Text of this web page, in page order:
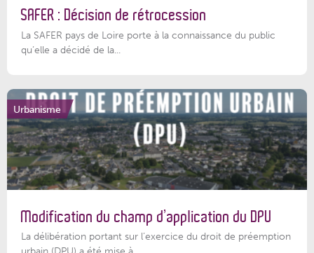
SAFER : Décision de rétrocession
La SAFER pays de Loire porte à la connaissance du public
qu’elle a décidé de la...
Urbanisme
Modification du champ d’application du DPU
La délibération portant sur l’exercice du droit de préemption